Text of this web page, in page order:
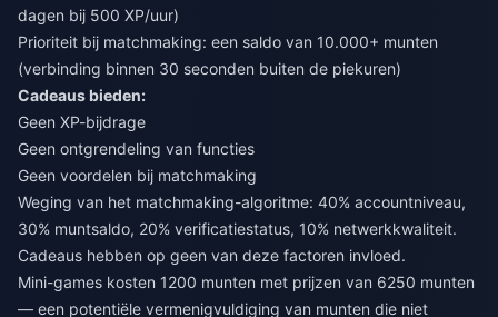
dagen bij 500 XP/uur)
Prioriteit bij matchmaking: een saldo van 10.000+ munten
(verbinding binnen 30 seconden buiten de piekuren)
Cadeaus bieden:
Geen XP-bijdrage
Geen ontgrendeling van functies
Geen voordelen bij matchmaking
Weging van het matchmaking-algoritme: 40% accountniveau,
30% muntsaldo, 20% verificatiestatus, 10% netwerkkwaliteit.
Cadeaus hebben op geen van deze factoren invloed.
Mini-games kosten 1200 munten met prijzen van 6250 munten
— een potentiële vermenigvuldiging van munten die niet